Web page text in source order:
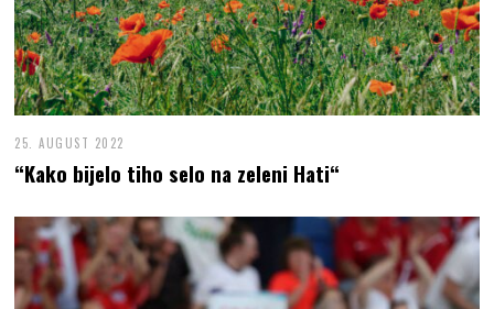
25. AUGUST 2022
“Kako bijelo tiho selo na zeleni Hati“